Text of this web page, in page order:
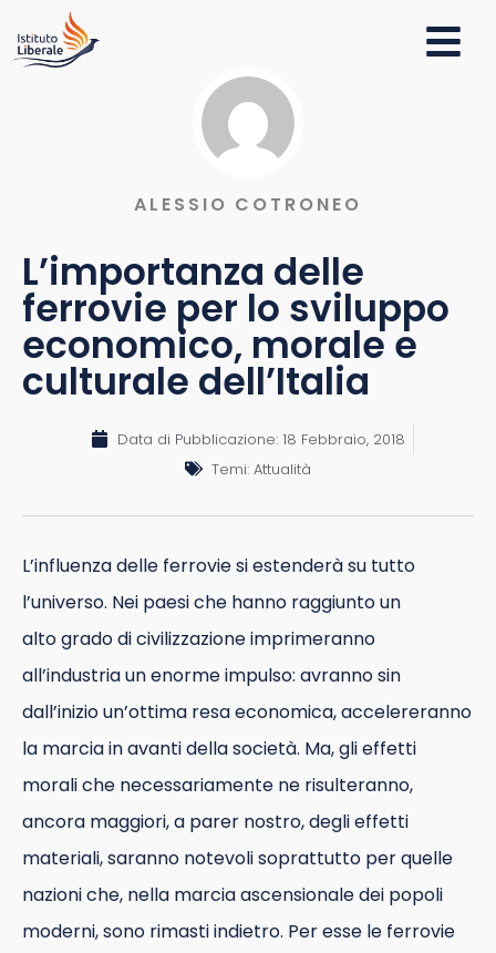
ALESSIO COTRONEO
L’importanza delle
ferrovie per lo sviluppo
economico, morale e
culturale dell’Italia
Data di Pubblicazione: 18 Febbraio, 2018
Temi: Attualità
L’influenza delle ferrovie si estenderà su tutto
l’universo. Nei paesi che hanno raggiunto un
alto grado di civilizzazione imprimeranno
all’industria un enorme impulso: avranno sin
dall’inizio un’ottima resa economica, accelereranno
la marcia in avanti della società. Ma, gli effetti
morali che necessariamente ne risulteranno,
ancora maggiori, a parer nostro, degli effetti
materiali, saranno notevoli soprattutto per quelle
nazioni che, nella marcia ascensionale dei popoli
moderni, sono rimasti indietro. Per esse le ferrovie